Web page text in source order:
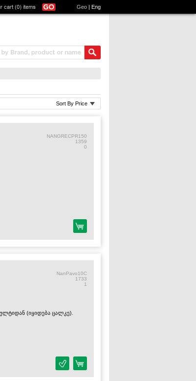
cart (0) items Geo | Eng
Sort By Price
NANGRECPR150
1359
0
NanPavo10C
1733
1
(იყიდება ცალკე).